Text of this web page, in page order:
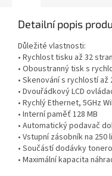
Detailní popis
Důležité vlastnosti:
• Rychlost tisku až 32
• Oboustranný tisk s
• Skenování s rychlostí až
• Dvouřádkový LCD
• Rychlý Ethernet, 5GHz
• Interní paměť 128 MB
• Automatický podavač
• Vstupní zásobník na 250
• Součástí dodávky
• Maximální kapacita